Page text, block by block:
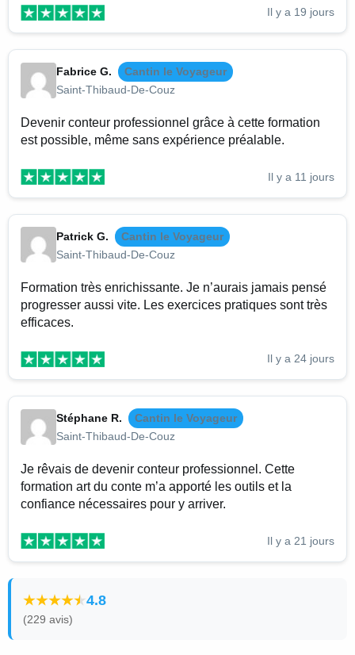
Il y a 19 jours
Fabrice G.
Cantin le Voyageur
Saint-Thibaud-De-Couz
Devenir conteur professionnel grâce à cette formation
est possible, même sans expérience préalable.
Il y a 11 jours
Patrick G.
Cantin le Voyageur
Saint-Thibaud-De-Couz
Formation très enrichissante. Je n’aurais jamais pensé
progresser aussi vite. Les exercices pratiques sont très
efficaces.
Il y a 24 jours
Stéphane R.
Cantin le Voyageur
Saint-Thibaud-De-Couz
Je rêvais de devenir conteur professionnel. Cette
formation art du conte m’a apporté les outils et la
confiance nécessaires pour y arriver.
Il y a 21 jours
4.8
(229 avis)